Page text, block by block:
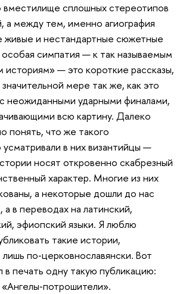
вместилище сплошных стереотипов
а между тем, именно агиография
живые и нестандартные сюжетные
симпатия — к так называемым
историям» — это короткие рассказы,
мере так же, как это
неожиданными ударными финалами,
всю картину. Далеко
понять, что же такого
в них византийцы —
носят откровенно скабрезный
характер. Многие из них
а некоторые дошли до нас
а в переводах на латинский,
эфиопский языки. Я люблю
такие истории,
по‑церковнославянски. Вот
в печать одну такую публикацию: